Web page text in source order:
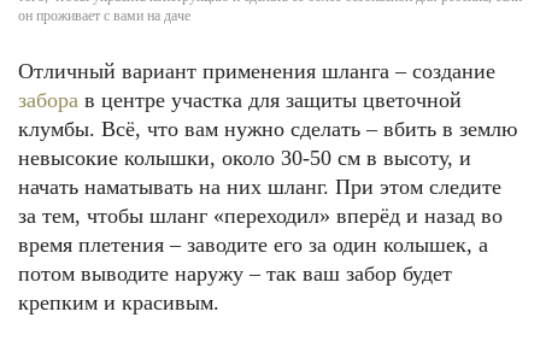
он проживает с вами на даче
Отличный вариант применения шланга – создание
забора в центре участка для защиты цветочной
клумбы. Всё, что вам нужно сделать – вбить в землю
невысокие колышки, около 30-50 см в высоту, и
начать наматывать на них шланг. При этом следите
за тем, чтобы шланг «переходил» вперёд и назад во
время плетения – заводите его за один колышек, а
потом выводите наружу – так ваш забор будет
крепким и красивым.